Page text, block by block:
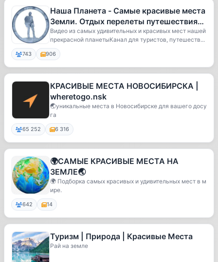
Наша Планета - Самые красивые места
Земли. Отдых перелеты путешествия
путевки туризм туры. Европа Аз
Видео из самых удивительных и красивых мест нашей
прекрасной планетыКанал для туристов, путешеств...
743 906
КРАСИВЫЕ МЕСТА НОВОСИБИРСКА |
wheretogo.nsk
🌏уникальные места в Новосибирске для вашего досу
га
65 252 6 316
🌍САМЫЕ КРАСИВЫЕ МЕСТА НА
ЗЕМЛЕ🌏
🌍 Подборка самых красивых и удивительных мест в м
ире.
642 14
Туризм | Природа | Красивые Места
Рай на земле